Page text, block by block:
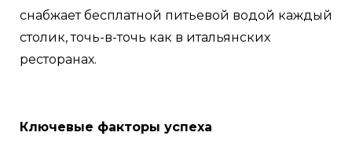
снабжает бесплатной питьевой водой каждый
столик, точь-в-точь как в итальянских
ресторанах.
Ключевые факторы успеха